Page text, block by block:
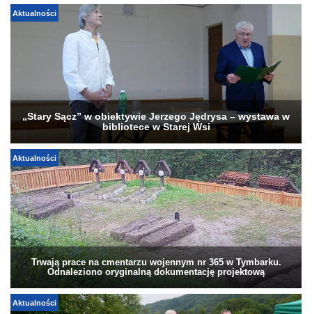
Aktualności
„Stary Sącz” w obiektywie Jerzego Jędrysa – wystawa w
bibliotece w Starej Wsi
Aktualności
Trwają prace na cmentarzu wojennym nr 365 w Tymbarku.
Odnaleziono oryginalną dokumentację projektową
Aktualności